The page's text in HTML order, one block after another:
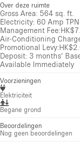
Over deze ruimte
Gross Area: 564 sq. ft.
Electricity: 60 Amp TPN
Management
Air-Conditioning
Promotional
Deposit: 3 months’
Available Immediately
Voorzieningen
Elektriciteit
Begane grond
Beoordelingen
Nog geen beoordelingen